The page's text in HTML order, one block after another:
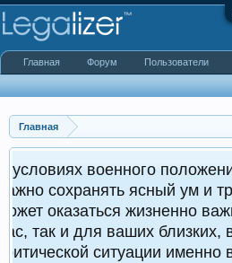
Главная
положения в Украине
ясный ум и трезвость. Это
жизненно важным как для
близких, ведь в
именно вы можете
Главная Форум Пользователи